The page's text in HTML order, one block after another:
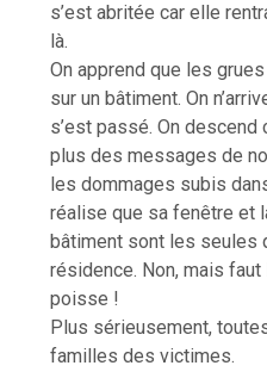
s’est abritée car elle
là.
On apprend que les
sur un bâtiment. On
s’est passé. On
plus des messages de
les dommages subis
réalise que sa fenêtre et
bâtiment sont les seules
résidence. Non, mais
poisse !
Plus sérieusement,
familles des victimes.